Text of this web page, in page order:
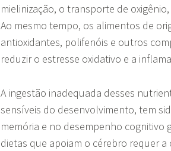
mielinização, o transporte de
Ao mesmo tempo, os alimentos de
antioxidantes, polifenóis e outros
reduzir o estresse oxidativo e a
A ingestão inadequada desses
sensíveis do desenvolvimento, tem
memória e no desempenho cognitivo
dietas que apoiam o cérebro requer